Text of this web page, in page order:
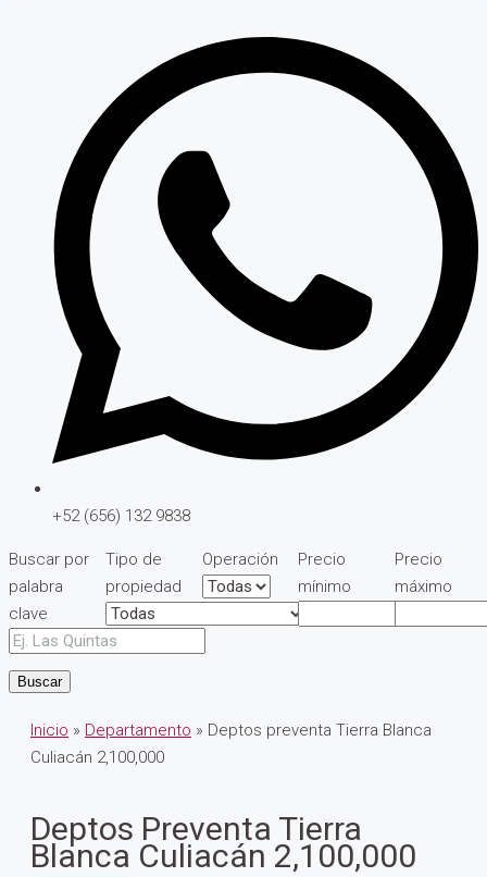
+52 (656) 132 9838
Buscar por
palabra
clave
Tipo de
propiedad
Operación
Precio
mínimo
Precio
máximo
Buscar
Inicio » Departamento » Deptos preventa Tierra Blanca
Culiacán 2,100,000
Deptos Preventa Tierra
Blanca Culiacán 2,100,000